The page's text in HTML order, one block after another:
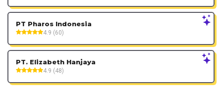
PT Pharos Indonesia
4.9 (60)
PT. Elizabeth Hanjaya
4.9 (48)